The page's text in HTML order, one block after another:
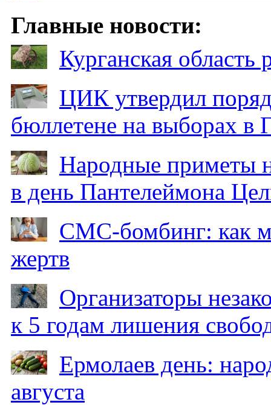
Главные новости:
Курганская
ЦИК утвердил
бюллетене на выборах в
Народные приметы
в день Пантелеймона
СМС-бомбинг: как
жертв
Организаторы
к 5 годам лишения
Ермолаев день:
августа